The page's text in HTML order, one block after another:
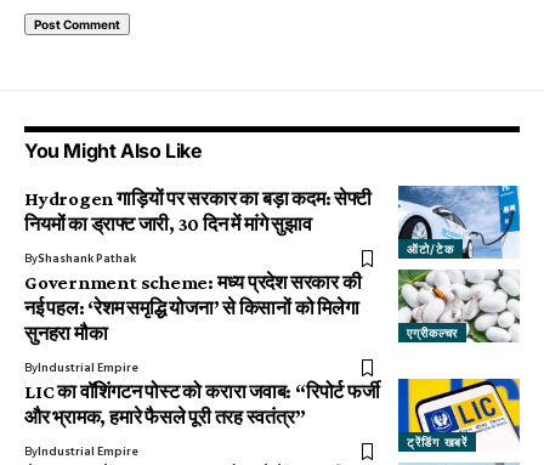
You Might Also Like
ऑटो/टेक
Hydrogen गाड़ियों पर सरकार का बड़ा कदम: सेफ्टी
नियमों का ड्राफ्ट जारी, 30 दिन में मांगे सुझाव
ByShashank Pathak
एग्रीकल्चर
Government scheme: मध्य प्रदेश सरकार की
नई पहल: ‘रेशम समृद्धि योजना’ से किसानों को मिलेगा
सुनहरा मौका
ByIndustrial Empire
ट्रेंडिंग खबरें
LIC का वॉशिंगटन पोस्ट को करारा जवाब: “रिपोर्ट फर्जी
और भ्रामक, हमारे फैसले पूरी तरह स्वतंत्र”
ByIndustrial Empire